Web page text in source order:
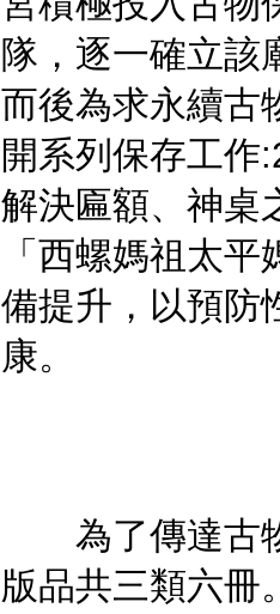
隊，逐一確立該
而後為求永續古
開系列保存工作
解決匾額、神桌
「西螺媽祖太
備提升，以預防
康。
為了傳達古物
版品共三類六冊